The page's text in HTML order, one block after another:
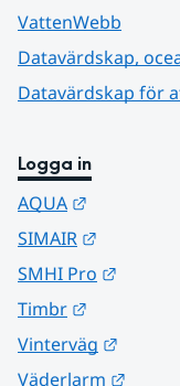
VattenWebb
Datavärdskap,
Datavärdskap för
Logga in
AQUA
SIMAIR
SMHI Pro
Timbr
Vinterväg
Väderlarm